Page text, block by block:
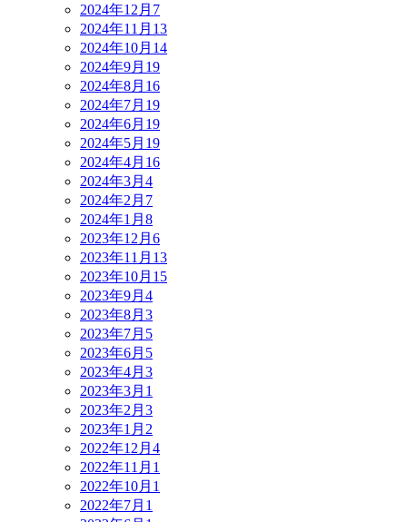
2024年12月 7
2024年11月 13
2024年10月 14
2024年9月 19
2024年8月 16
2024年7月 19
2024年6月 19
2024年5月 19
2024年4月 16
2024年3月 4
2024年2月 7
2024年1月 8
2023年12月 6
2023年11月 13
2023年10月 15
2023年9月 4
2023年8月 3
2023年7月 5
2023年6月 5
2023年4月 3
2023年3月 1
2023年2月 3
2023年1月 2
2022年12月 4
2022年11月 1
2022年10月 1
2022年7月 1